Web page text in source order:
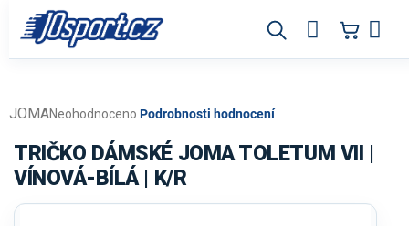
obsah
Průměrné
produktu
je
0,0
Neohodnoceno Podrobnosti hodnocení
JOMA
TRIČKO DÁMSKÉ JOMA TOLETUM VII |
VÍNOVÁ-BÍLÁ | K/R